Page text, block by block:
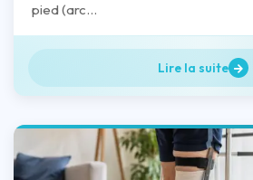
pied (arc...
Lire la suite